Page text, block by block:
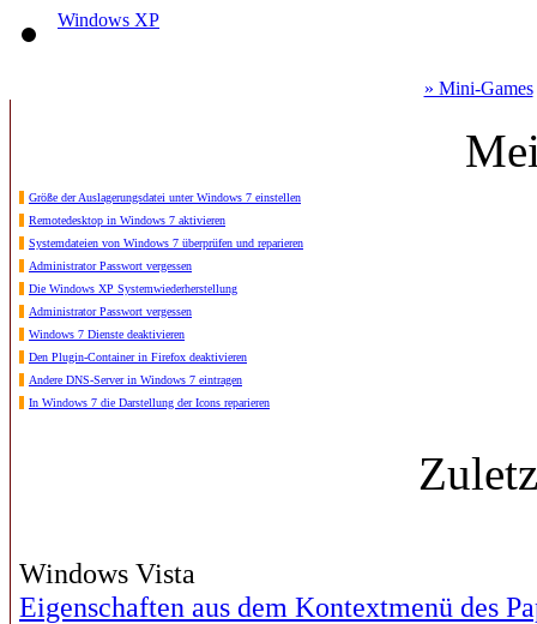
Windows XP
» Mini-Games
Größe der Auslagerungsdatei unter Windows 7 einstellen
Remotedesktop in Windows 7 aktivieren
Systemdateien von Windows 7 überprüfen und reparieren
Administrator Passwort vergessen
Die Windows XP Systemwiederherstellung
Administrator Passwort vergessen
Windows 7 Dienste deaktivieren
Den Plugin-Container in Firefox deaktivieren
Andere DNS-Server in Windows 7 eintragen
In Windows 7 die Darstellung der Icons reparieren
Windows Vista
Eigenschaften aus dem Kontextmenü des